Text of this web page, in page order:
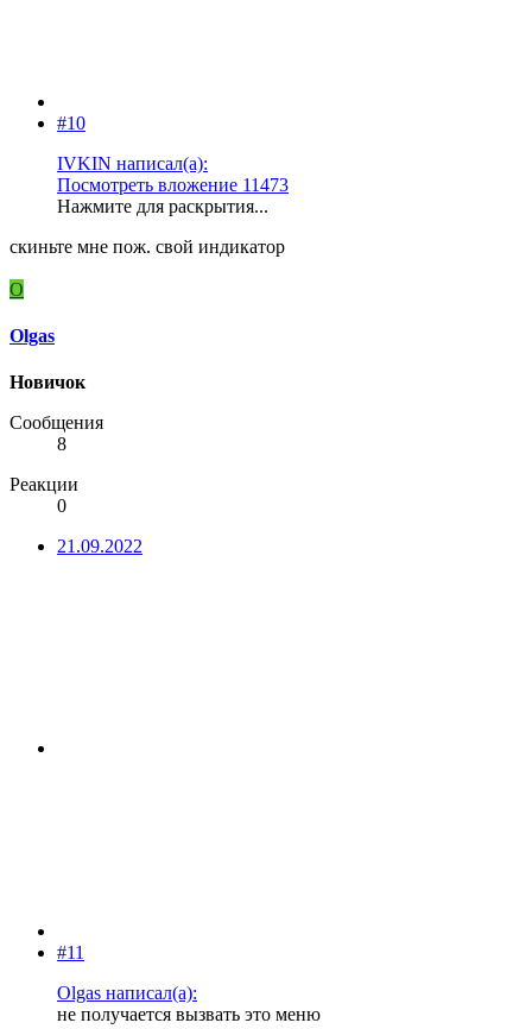
#10
IVKIN написал(а):
Посмотреть вложение 11473
Нажмите для раскрытия...
скиньте мне пож. свой индикатор
O
Olgas
Новичок
Сообщения
8
Реакции
0
21.09.2022
#11
Olgas написал(а):
не получается вызвать это меню